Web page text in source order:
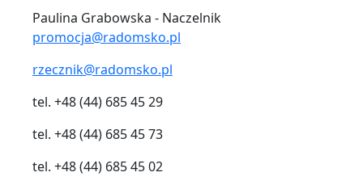
Paulina Grabowska - Naczelnik
promocja@radomsko.pl
rzecznik@radomsko.pl
tel. +48 (44) 685 45 29
tel. +48 (44) 685 45 73
tel. +48 (44) 685 45 02